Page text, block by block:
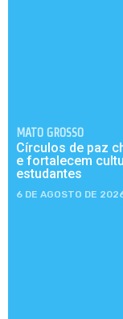
MATO GROSSO
Círculos de paz
e fortalecem
estudantes
6 DE AGOSTO DE